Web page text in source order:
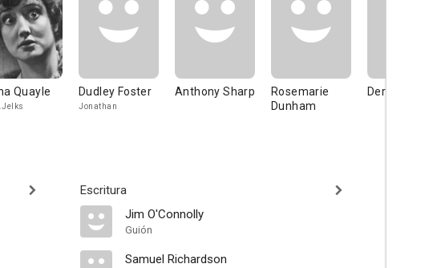
Quayle Dudley Foster
Jonathan
Anthony Sharp
Rosemarie
Dunham
Derek Fowlds
Escritura
Jim O'Connolly
Guión
Samuel Richardson